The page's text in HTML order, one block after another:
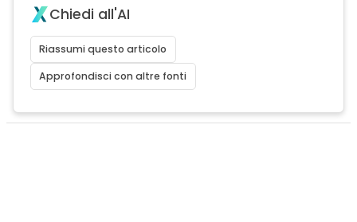
Chiedi all'AI
Riassumi questo articolo
Approfondisci con altre fonti